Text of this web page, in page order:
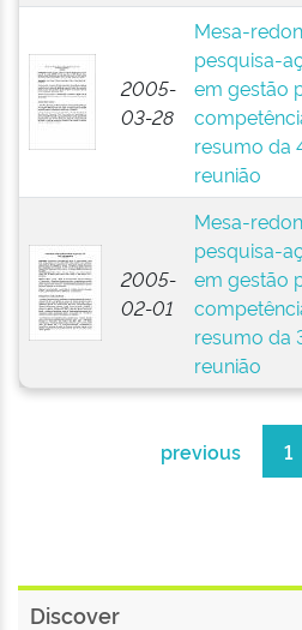
2005-
03-28
Mesa-
pesquisa-
em gestão
resumo da
reunião
2005-
02-01
Mesa-
pesquisa-
em gestão
resumo da
reunião
previous 1
Discover